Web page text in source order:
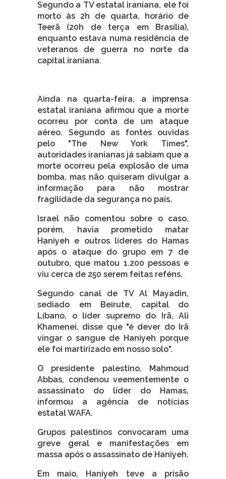
Segundo a TV estatal iraniana, ele foi
morto às 2h de quarta, horário de
Teerã (20h de terça em Brasília),
enquanto estava numa residência de
veteranos de guerra no norte da
capital iraniana.
Ainda na quarta-feira, a imprensa
estatal iraniana afirmou que a morte
ocorreu por conta de um ataque
aéreo. Segundo as fontes ouvidas
pelo "The New York Times",
autoridades iranianas já sabiam que a
morte ocorreu pela explosão de uma
bomba, mas não quiseram divulgar a
informação para não mostrar
fragilidade da segurança no país.
Israel não comentou sobre o caso,
porém, havia prometido matar
Haniyeh e outros líderes do Hamas
após o ataque do grupo em 7 de
outubro, que matou 1.200 pessoas e
viu cerca de 250 serem feitas reféns.
Segundo canal de TV Al Mayadin,
sediado em Beirute, capital do
Líbano, o líder supremo do Irã, Ali
Khamenei, disse que "é dever do Irã
vingar o sangue de Haniyeh porque
ele foi martirizado em nosso solo".
O presidente palestino, Mahmoud
Abbas, condenou veementemente o
assassinato do líder do Hamas,
informou a agência de notícias
estatal WAFA.
Grupos palestinos convocaram uma
greve geral e manifestações em
massa após o assassinato de Haniyeh.
Em maio, Haniyeh teve a prisão